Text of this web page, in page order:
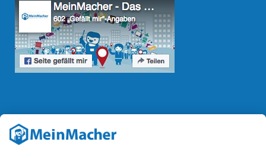
Reparatur Revolution
Mit derReparatur-Revolution
Reparaturbedingungen in Deutschland: Für Produkte, die sich gut